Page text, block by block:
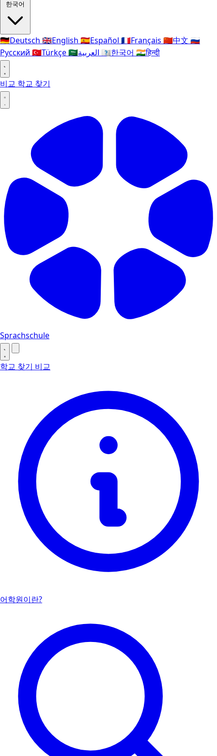
한국어
🇩🇪Deutsch 🇬🇧English 🇪🇸Español 🇫🇷Français 🇨🇳中文 🇷🇺
Русский 🇹🇷Türkçe🇸🇦 🇰🇷한국어 🇮🇳हिन्दी
비교 학교 찾기
Sprachschule
학교 찾기 비교
어학원이란?